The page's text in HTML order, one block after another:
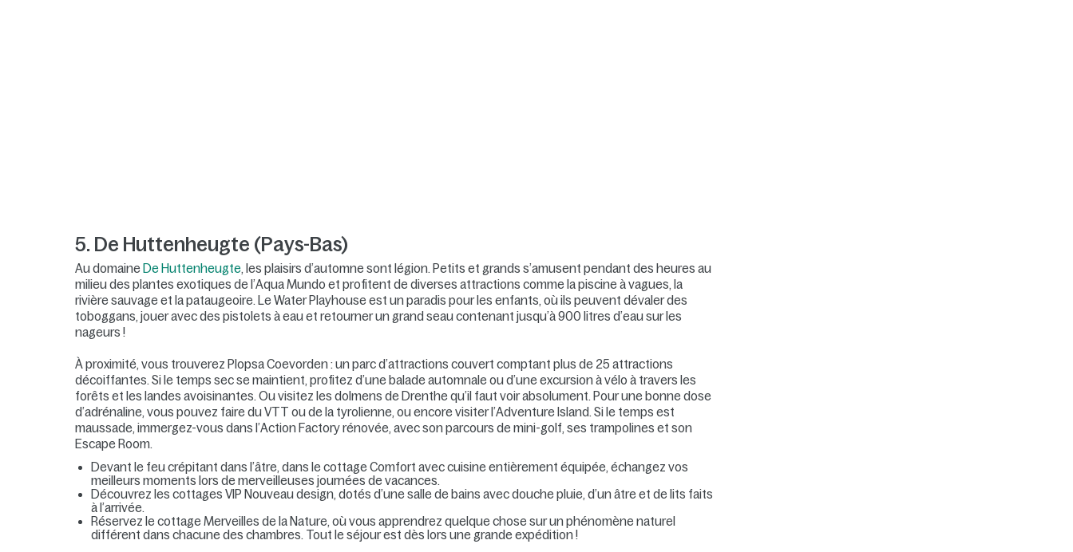
5. De Huttenheugte (Pays-Bas)
Au domaine De Huttenheugte, les plaisirs d’automne sont légion. Petits et grands s’amusent pendant des heures au
milieu des plantes exotiques de l’Aqua Mundo et profitent de diverses attractions comme la piscine à vagues, la
rivière sauvage et la pataugeoire. Le Water Playhouse est un paradis pour les enfants, où ils peuvent dévaler des
toboggans, jouer avec des pistolets à eau et retourner un grand seau contenant jusqu’à 900 litres d’eau sur les
nageurs !
À proximité, vous trouverez Plopsa Coevorden : un parc d’attractions couvert comptant plus de 25 attractions
décoiffantes. Si le temps sec se maintient, profitez d’une balade automnale ou d’une excursion à vélo à travers les
forêts et les landes avoisinantes. Ou visitez les dolmens de Drenthe qu’il faut voir absolument. Pour une bonne dose
d’adrénaline, vous pouvez faire du VTT ou de la tyrolienne, ou encore visiter l’Adventure Island. Si le temps est
maussade, immergez-vous dans l’Action Factory rénovée, avec son parcours de mini-golf, ses trampolines et son
Escape Room.
Devant le feu crépitant dans l’âtre, dans le cottage Comfort avec cuisine entièrement équipée, échangez vos
meilleurs moments lors de merveilleuses journées de vacances.
Découvrez les cottages VIP Nouveau design, dotés d’une salle de bains avec douche pluie, d’un âtre et de lits faits
à l’arrivée.
Réservez le cottage Merveilles de la Nature, où vous apprendrez quelque chose sur un phénomène naturel
différent dans chacune des chambres. Tout le séjour est dès lors une grande expédition !